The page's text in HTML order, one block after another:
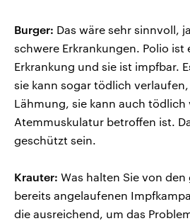
Burger: Das wäre sehr sinnvoll,
schwere Erkrankungen. Polio ist
Erkrankung und sie ist impfbar.
sie kann sogar tödlich
Lähmung, sie kann auch
Atemmuskulatur betroffen ist.
geschützt sein.
Krauter: Was halten Sie von
bereits angelaufenen
die ausreichend, um das